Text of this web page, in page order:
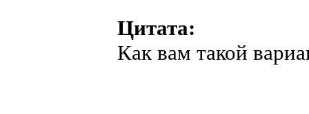
Цитата:
Как вам такой